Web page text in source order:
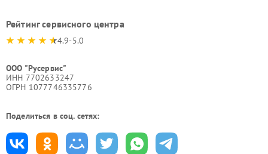
Рейтинг сервисного центра
4.9-5.0
ООО "Русервис"
ИНН 7702633247
ОГРН 1077746335776
Поделиться в соц. сетях: